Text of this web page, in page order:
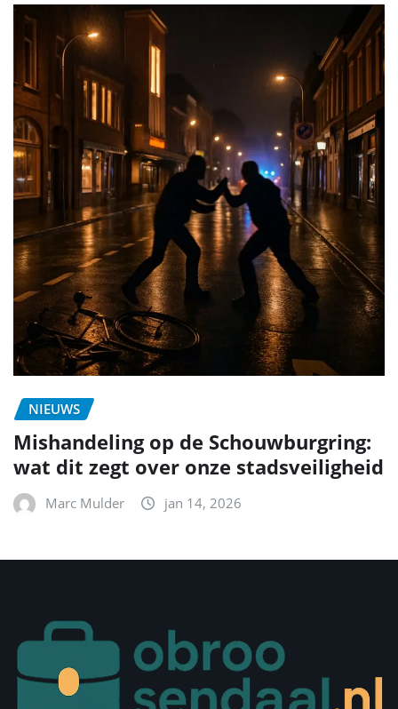
NIEUWS
Mishandeling op de Schouwburgring:
wat dit zegt over onze stadsveiligheid
Marc Mulder jan 14, 2026